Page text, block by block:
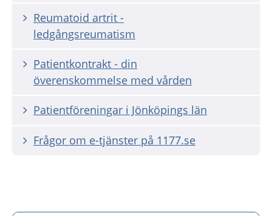
Reumatoid artrit -
ledgångsreumatism
Patientkontrakt - din
överenskommelse med vården
Patientföreningar i Jönköpings län
Frågor om e-tjänster på 1177.se